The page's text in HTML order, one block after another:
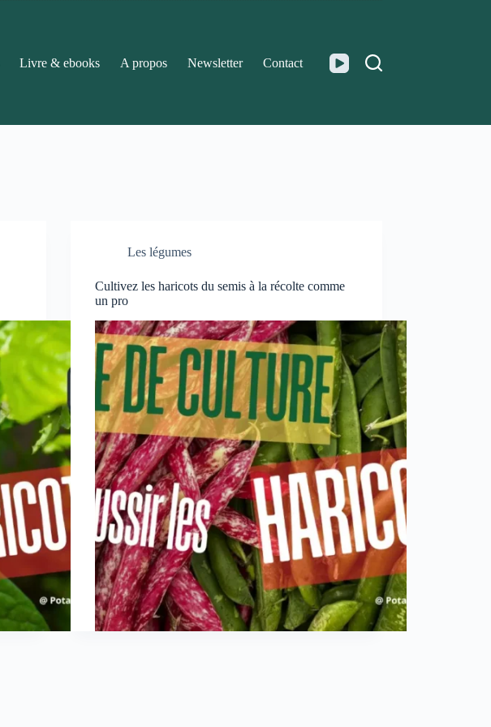
Livre & ebooks A propos Newsletter Contact
Les légumes
Cultivez les haricots du semis à la récolte comme
un pro